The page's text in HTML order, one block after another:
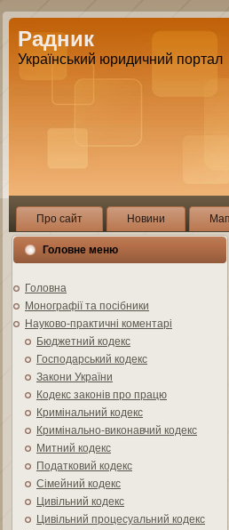
Радник
Український юридичний портал
Про сайт Новини
Головне меню
Головна
Монографії та посібники
Науково-практичні коментарі
Бюджетний кодекс
Господарський кодекс
Закони України
Кодекс законів про працю
Кримінальний кодекс
Кримінально-виконавчий кодекс
Митний кодекс
Податковий кодекс
Сімейний кодекс
Цивільний кодекс
Цивільний процесуальний кодекс